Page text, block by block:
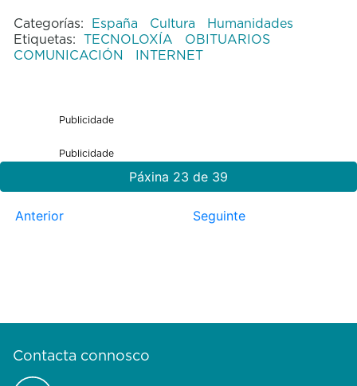
Categorías: España Cultura
Humanidades
Etiquetas: TECNOLOXÍA
OBITUARIOS
COMUNICACIÓN
INTERNET
Publicidade
Publicidade
Páxina 23 de 39
Anterior Seguinte
Contacta connosco